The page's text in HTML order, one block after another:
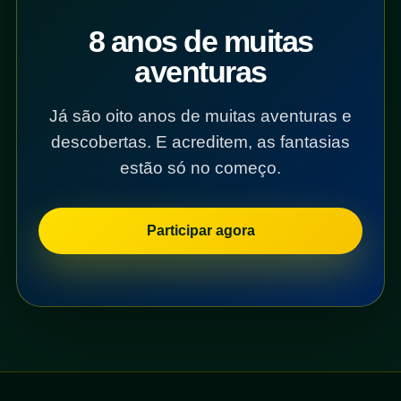
8 anos de muitas
aventuras
Já são oito anos de muitas aventuras e
descobertas. E acreditem, as fantasias
estão só no começo.
Participar agora